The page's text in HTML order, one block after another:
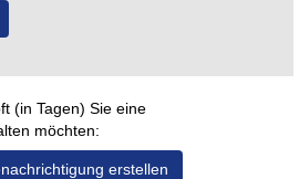
(in Tagen) Sie eine
möchten:
erstellen